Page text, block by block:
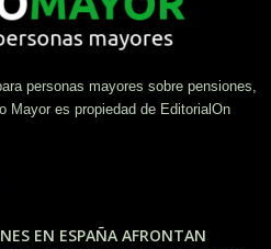
personas mayores sobre pensiones,
Mayor es propiedad de EditorialOn
EN ESPAÑA AFRONTAN